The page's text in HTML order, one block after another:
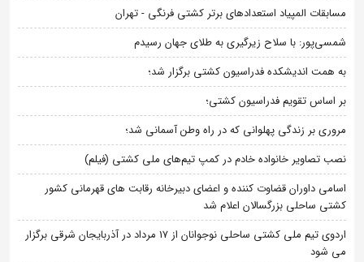
مسابقات المپیاد استعدادهای برتر کشتی فرنگی - تهران
شمسی‌پور: با سلاح زیرگیری به طلای جهان رسیدم
به همت اندیشکده فدراسیون کشتی برگزار شد؛
بر اساس تقویم فدراسیون کشتی؛
مروری بر زندگی پهلوانی که در راه وطن آسمانی شد؛
نصب تصاویر خانواده خادم در کمپ تیم‌های ملی کشتی (فیلم)
اسامی داوران قضاوت کننده و اعضای دبیرخانه رقابت های قهرمانی کشور
کشتی ساحلی بزرگسالان اعلام شد
اردوی تیم ملی کشتی ساحلی نوجوانان از 17 مرداد در آذربایجان شرقی برگزار
می شود